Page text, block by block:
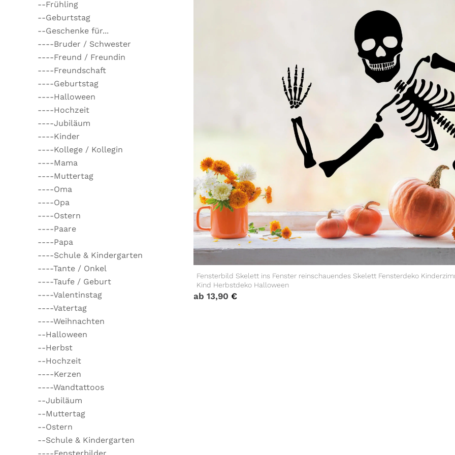
--Frühling
--Geburtstag
--Geschenke für...
----Bruder / Schwester
----Freund / Freundin
----Freundschaft
----Geburtstag
----Halloween
----Hochzeit
----Jubiläum
----Kinder
----Kollege / Kollegin
----Mama
----Muttertag
----Oma
----Opa
----Ostern
----Paare
----Papa
----Schule & Kindergarten
----Tante / Onkel
----Taufe / Geburt
----Valentinstag
----Vatertag
----Weihnachten
--Halloween
--Herbst
--Hochzeit
----Kerzen
----Wandtattoos
--Jubiläum
--Muttertag
--Ostern
--Schule & Kindergarten
Fensterbild Skelett ins Fenster reinschauendes Skelett Fensterdeko
Kind Herbstdeko Halloween
ab 13,90 €